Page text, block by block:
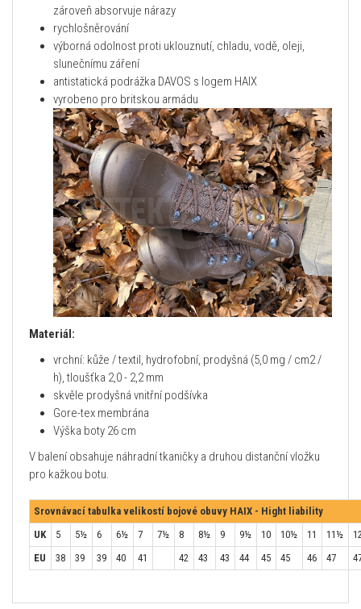
zároveň absorvuje nárazy
rychlošněrování
výborná odolnost proti uklouznutí, chladu, vodě, oleji,
slunečnímu záření
antistatická podrážka DAVOS s logem HAIX
vyrobeno pro britskou armádu
Materiál:
vrchní: kůže / textil, hydrofobní, prodyšná (5,0 mg / cm2 /
h), tloušťka 2,0 - 2,2 mm
skvěle prodyšná vnitřní podšívka
Gore-tex membrána
Výška boty 26 cm
V balení obsahuje náhradní tkaničky a druhou distanční vložku
pro kažkou botu.
Srovnávací tabulka velikostí bojové obuvy HAIX - Hight liability
UK
5 5½ 6 6½ 7 7½ 8 8½ 9 9½ 10 10½ 11 11½
EU
38 39 39 40 41 42 43 43 44 45 45 46 47